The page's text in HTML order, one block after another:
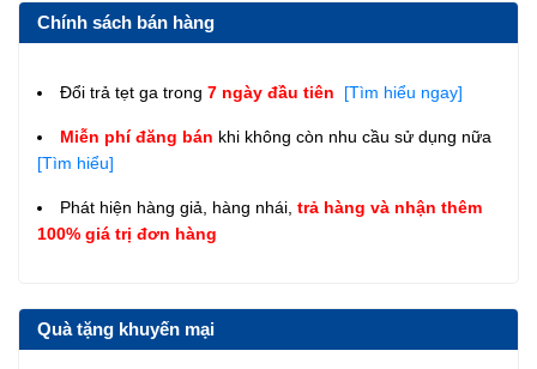
Chính sách bán hàng
Đổi trả tẹt ga trong 7 ngày đầu tiên [Tìm hiểu ngay]
Miễn phí đăng bán khi không còn nhu cầu sử dụng nữa
[Tìm hiểu]
Phát hiện hàng giả, hàng nhái, trả hàng và nhận thêm
100% giá trị đơn hàng
Quà tặng khuyến mại